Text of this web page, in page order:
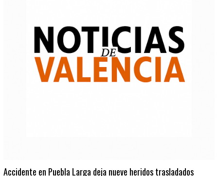
Accidente en Puebla Larga deja nueve heridos trasladados